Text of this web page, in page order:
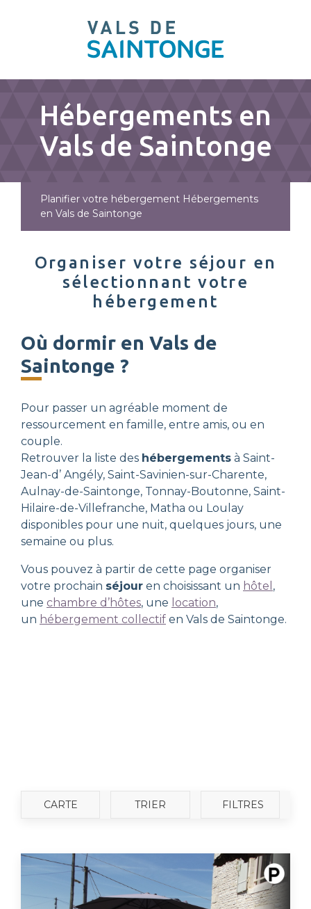
Hébergements en
Vals de Saintonge
Planifier votre hébergement Hébergements
en Vals de Saintonge
Organiser votre séjour en
sélectionnant votre
hébergement
Où dormir en Vals de
Saintonge ?
Pour passer un agréable moment de
ressourcement en famille, entre amis, ou en
couple.
Retrouver la liste des hébergements à Saint-
Jean-d’ Angély, Saint-Savinien-sur-Charente,
Aulnay-de-Saintonge, Tonnay-Boutonne, Saint-
Hilaire-de-Villefranche, Matha ou Loulay
disponibles pour une nuit, quelques jours, une
semaine ou plus.
Vous pouvez à partir de cette page organiser
votre prochain séjour en choisissant un hôtel ,
une chambre d’hôtes, une location,
un hébergement collectif en Vals de Saintonge.
CARTE TRIER FILTRES